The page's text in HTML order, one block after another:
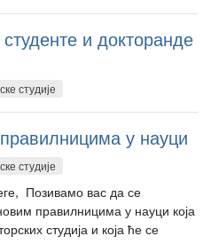
и докторанде
студије
у науци
студије
Позивамо вас да се
правилницима у науци која
студија и која ће се